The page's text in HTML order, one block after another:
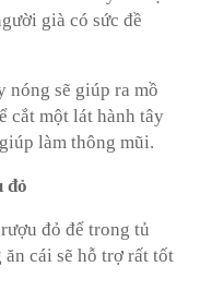
già có sức đề
nóng sẽ giúp ra mồ
cắt một lát hành tây
làm thông mũi.
đỏ
đỏ để trong tủ
cái sẽ hỗ trợ rất tốt